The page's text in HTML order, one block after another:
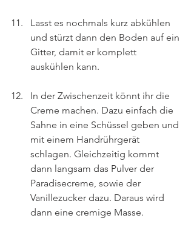
Lasst es nochmals kurz abkühlen
und stürzt dann den Boden auf ein
Gitter, damit er komplett
auskühlen kann.
In der Zwischenzeit könnt ihr die
Creme machen. Dazu einfach die
Sahne in eine Schüssel geben und
mit einem Handrührgerät
schlagen. Gleichzeitig kommt
dann langsam das Pulver der
Paradisecreme, sowie der
Vanillezucker dazu. Daraus wird
dann eine cremige Masse.